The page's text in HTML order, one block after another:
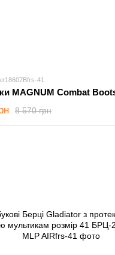
41
8 570 грн